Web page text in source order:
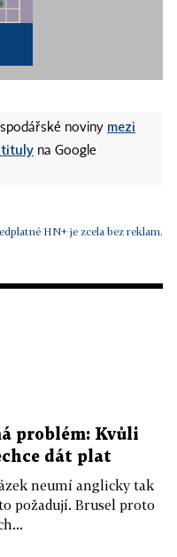
noviny mezi
tituly na Google
HN+ je zcela bez reklam.
problém: Kvůli
dát plat
neumí anglicky tak
požadují. Brusel proto